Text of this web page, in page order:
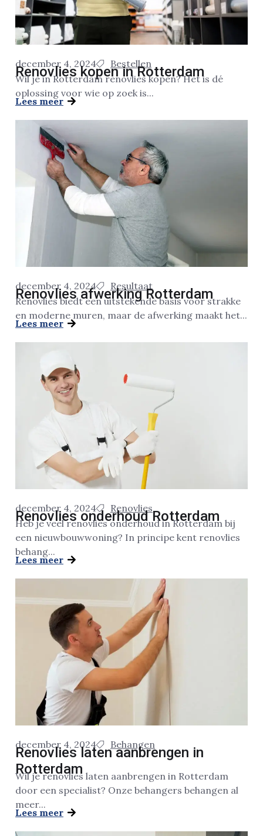
december 4, 2024 Bestellen
Renovlies kopen in Rotterdam
Wil je in Rotterdam renovlies kopen? Het is dé
oplossing voor wie op zoek is...
Lees meer
december 4, 2024 Resultaat
Renovlies afwerking Rotterdam
Renovlies biedt een uitstekende basis voor strakke
en moderne muren, maar de afwerking maakt het...
Lees meer
december 4, 2024 Renovlies
Renovlies onderhoud Rotterdam
Heb je veel renovlies onderhoud in Rotterdam bij
een nieuwbouwwoning? In principe kent renovlies
behang...
Lees meer
december 4, 2024 Behangen
Renovlies laten aanbrengen in
Rotterdam
Wil je renovlies laten aanbrengen in Rotterdam
door een specialist? Onze behangers behangen al
meer...
Lees meer